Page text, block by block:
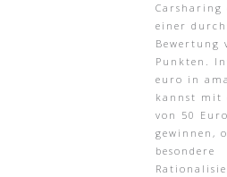
einer
Bewertung
Punkten.
euro in
kannst mit
von 50
gewinnen,
besondere